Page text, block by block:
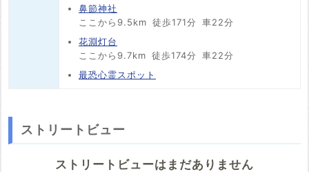
鼻節神社
ここから9.5km 徒歩171分
車22分
花淵灯台
ここから9.7km 徒歩174分
車22分
最恐心霊スポット
ストリートビュー
ストリートビューはまだありません